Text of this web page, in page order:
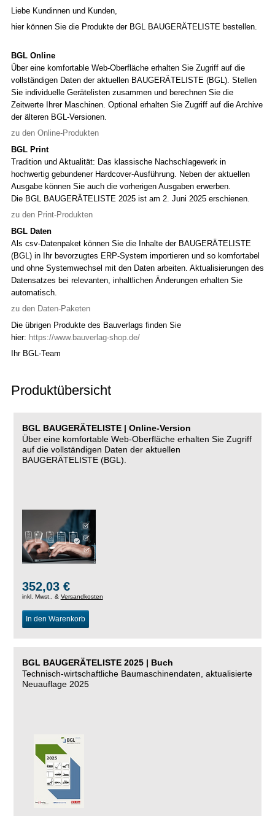
Liebe Kundinnen und Kunden,
hier können Sie die Produkte der BGL BAUGERÄTELISTE bestellen.
BGL Online
Über eine komfortable Web-Oberfläche erhalten Sie Zugriff auf die
vollständigen Daten der aktuellen BAUGERÄTELISTE (BGL). Stellen
Sie individuelle Gerätelisten zusammen und berechnen Sie die
Zeitwerte Ihrer Maschinen. Optional erhalten Sie Zugriff auf die Archive
der älteren BGL-Versionen.
zu den Online-Produkten
BGL Print
Tradition und Aktualität: Das klassische Nachschlagewerk in
hochwertig gebundener Hardcover-Ausführung. Neben der aktuellen
Ausgabe können Sie auch die vorherigen Ausgaben erwerben.
Die BGL BAUGERÄTELISTE 2025 ist am 2. Juni 2025 erschienen.
zu den Print-Produkten
BGL Daten
Als csv-Datenpaket können Sie die Inhalte der BAUGERÄTELISTE
(BGL) in Ihr bevorzugtes ERP-System importieren und so komfortabel
und ohne Systemwechsel mit den Daten arbeiten. Aktualisierungen des
Datensatzes bei relevanten, inhaltlichen Änderungen erhalten Sie
automatisch.
zu den Daten-Paketen
Die übrigen Produkte des Bauverlags finden Sie
hier: https://www.bauverlag-shop.de/
Ihr BGL-Team
Produktübersicht
BGL BAUGERÄTELISTE | Online-Version
Über eine komfortable Web-Oberfläche erhalten Sie Zugriff
auf die vollständigen Daten der aktuellen
BAUGERÄTELISTE (BGL).
352,03 €
inkl. Mwst., & Versandkosten
In den Warenkorb
BGL BAUGERÄTELISTE 2025 | Buch
Technisch-wirtschaftliche Baumaschinendaten, aktualisierte
Neuauflage 2025